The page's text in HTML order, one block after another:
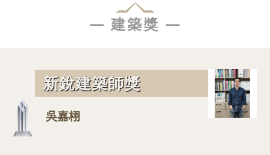
— 建築獎 —
新銳建築師獎
吳嘉栩